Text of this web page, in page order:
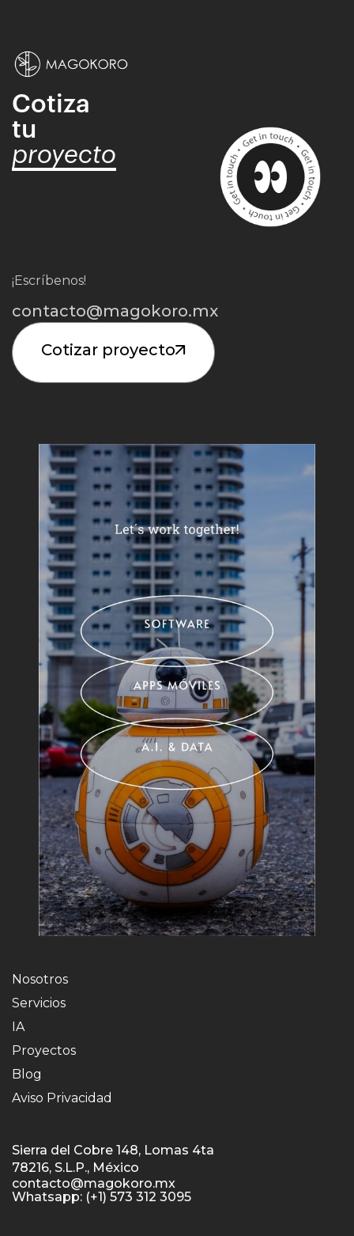
Cotiza
tu
proyecto
¡Escríbenos!
contacto@magokoro.mx
Cotizar proyecto
Nosotros
Servicios
IA
Proyectos
Blog
Aviso Privacidad
Sierra del Cobre 148, Lomas 4ta
78216, S.L.P., México
contacto@magokoro.mx
Whatsapp: (+1) 573 312 3095